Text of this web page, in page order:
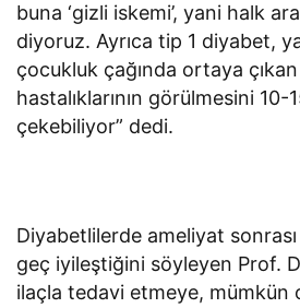
buna ‘gizli iskemi’, yani halk
diyoruz. Ayrıca tip 1 diyabet,
çocukluk çağında ortaya
hastalıklarının görülmesini 10-
çekebiliyor” dedi.
Diyabetlilerde ameliyat
geç iyileştiğini söyleyen Prof.
ilaçla tedavi etmeye, mümkün